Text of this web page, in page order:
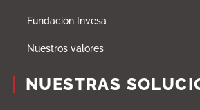
Fundación Invesa
Nuestros valores
NUESTRAS